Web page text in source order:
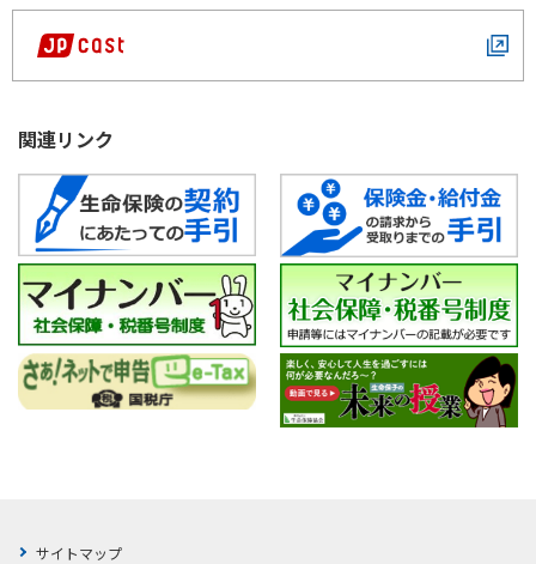
ラジオ体操！
ン向けアプリにご注意ください。
「JAPAN POSTジャパン」や「日本郵政」等を名乗
い。
日本郵政グループ各社の株式取引に関する投資勧誘に
ご注意ください。
非居住者に係る金融口座情報の自動的交換のため
認させていただく取り組みについて
関連リンク
サイトマップ